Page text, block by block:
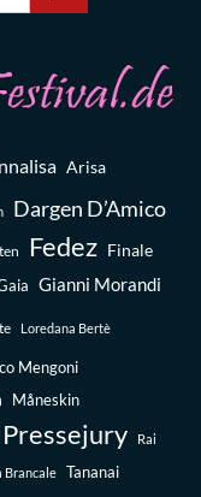
Arisa
Dargen D’Amico
Fedez Finale
Gianni Morandi
Loredana Bertè
Mengoni
Måneskin
Pressejury Rai
Brancale Tananai